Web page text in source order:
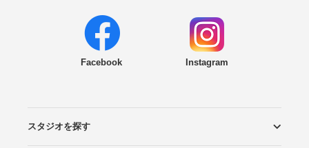
Facebook Instagram
スタジオを探す